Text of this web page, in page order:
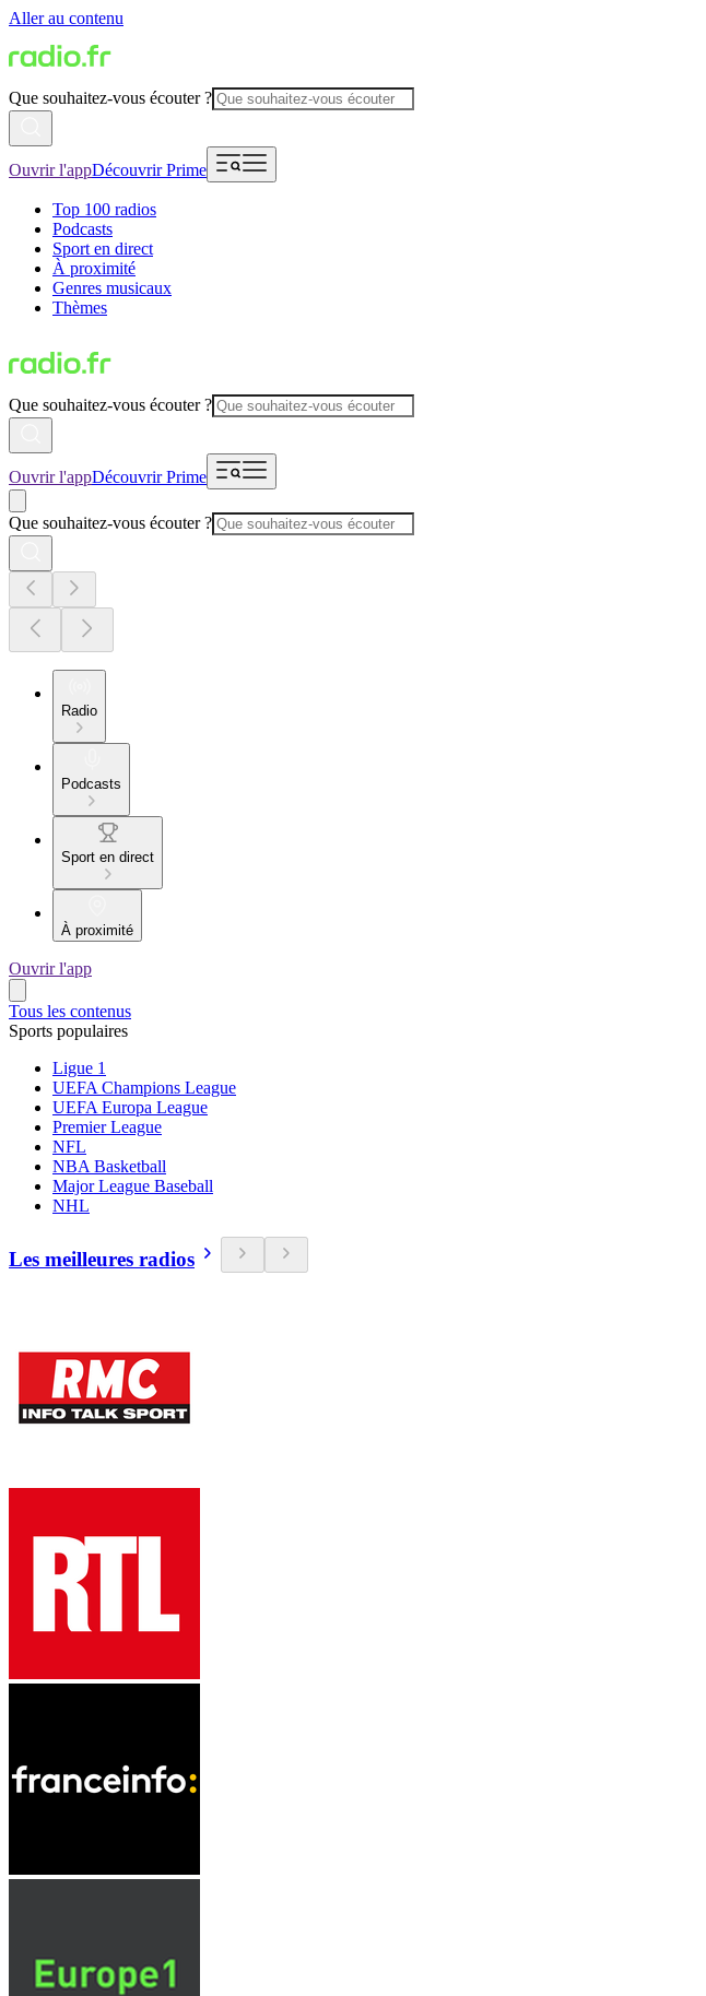
Aller au contenu
Que souhaitez-vous écouter ?
Ouvrir l'appDécouvrir Prime
Top 100 radios
Podcasts
Sport en direct
À proximité
Genres musicaux
Thèmes
Que souhaitez-vous écouter ?
Ouvrir l'appDécouvrir Prime
Que souhaitez-vous écouter ?
Radio
Podcasts
Sport en direct
À proximité
Ouvrir l'app
Tous les contenus
Sports populaires
Ligue 1
UEFA Champions League
UEFA Europa League
Premier League
NFL
NBA Basketball
Major League Baseball
NHL
Les meilleures radios